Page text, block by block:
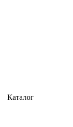
Каталог